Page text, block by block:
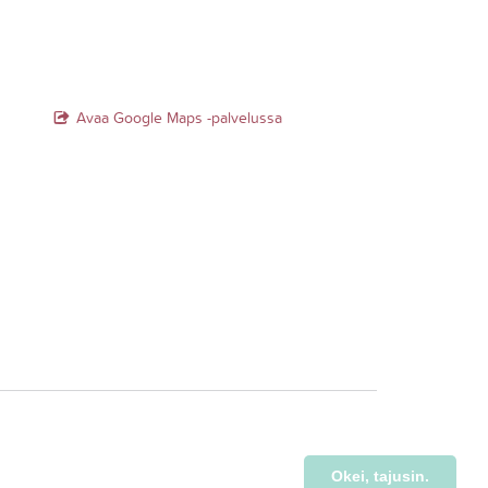
Okei, tajusin.
Avaa Google Maps -palvelussa